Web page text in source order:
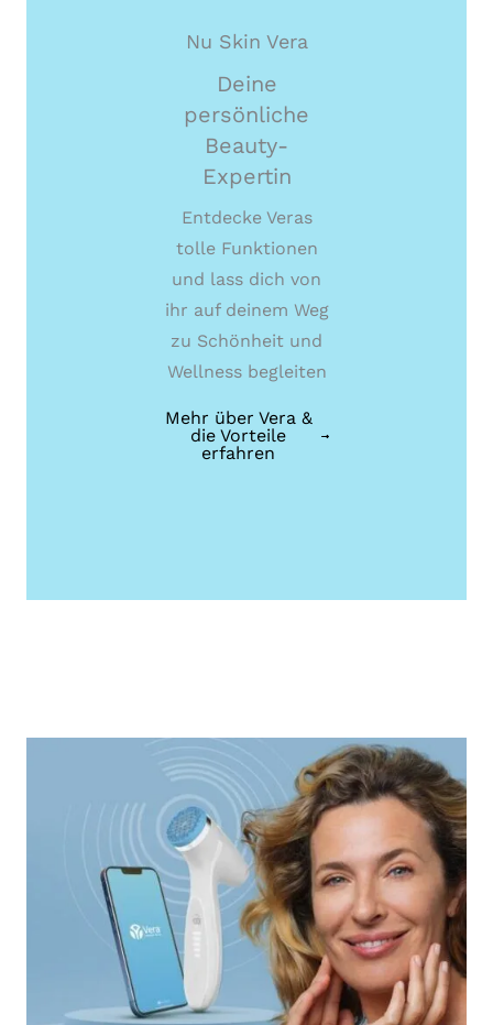
Nu Skin Vera
Deine
persönliche
Beauty-
Expertin
Entdecke Veras
tolle Funktionen
und lass dich von
ihr auf deinem Weg
zu Schönheit und
Wellness begleiten
Mehr über Vera &
die Vorteile
erfahren